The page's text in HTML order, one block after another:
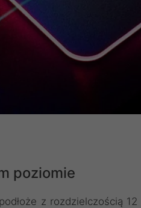
poziomie
z rozdzielczością